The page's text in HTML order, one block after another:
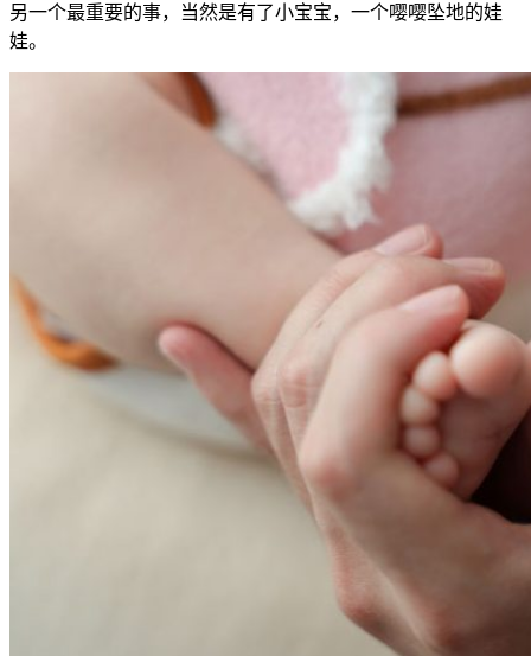
另一个最重要的事，当然是有了小宝宝，一个嘤嘤坠地的娃
娃。